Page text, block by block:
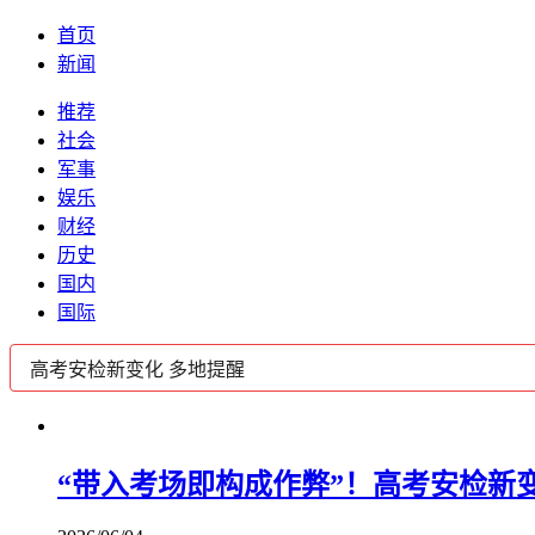
首页
新闻
推荐
社会
军事
娱乐
财经
历史
国内
国际
“带入考场即构成作弊”！高考安检新